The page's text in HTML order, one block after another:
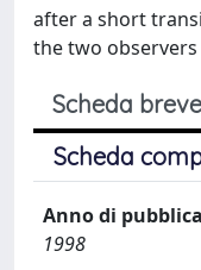
after a short
the two
Scheda breve
Scheda
Anno di
1998